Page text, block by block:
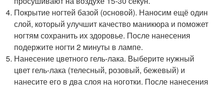
Покрытие ногтей базой (основой). Наносим ещё один
слой, который улучшит качество маникюра и поможет
ногтям сохранить их здоровье. После нанесения
подержите ногти 2 минуты в лампе.
Нанесение цветного гель-лака. Выберите нужный
цвет гель-лака (телесный, розовый, бежевый) и
нанесите его в два слоя на ноготки. После нанесения